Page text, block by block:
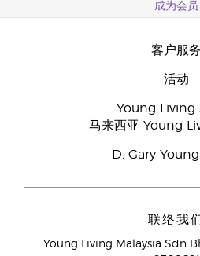
成为会员
客户服务
活动
Young Living
马来西亚 Young
D. Gary
联络我
Young Living Malaysia Sdn